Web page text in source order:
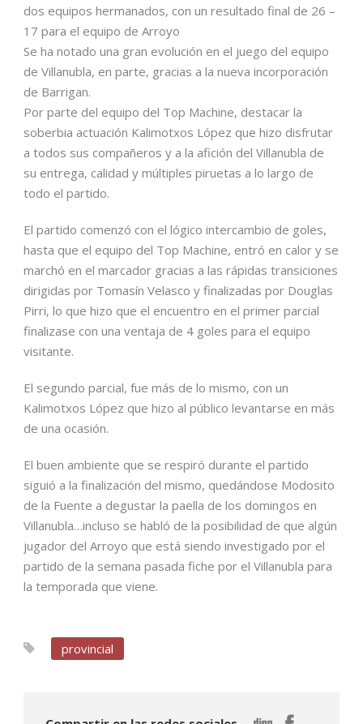
dos equipos hermanados, con un resultado final de 26 –
17 para el equipo de Arroyo
Se ha notado una gran evolución en el juego del equipo
de Villanubla, en parte, gracias a la nueva incorporación
de Barrigan.
Por parte del equipo del Top Machine, destacar la
soberbia actuación Kalimotxos López que hizo disfrutar
a todos sus compañeros y a la afición del Villanubla de
su entrega, calidad y múltiples piruetas a lo largo de
todo el partido.
El partido comenzó con el lógico intercambio de goles,
hasta que el equipo del Top Machine, entró en calor y se
marchó en el marcador gracias a las rápidas transiciones
dirigidas por Tomasín Velasco y finalizadas por Douglas
Pirri, lo que hizo que el encuentro en el primer parcial
finalizase con una ventaja de 4 goles para el equipo
visitante.
El segundo parcial, fue más de lo mismo, con un
Kalimotxos López que hizo al público levantarse en más
de una ocasión.
El buen ambiente que se respiró durante el partido
siguió a la finalización del mismo, quedándose Modosito
de la Fuente a degustar la paella de los domingos en
Villanubla…incluso se habló de la posibilidad de que algún
jugador del Arroyo que está siendo investigado por el
partido de la semana pasada fiche por el Villanubla para
la temporada que viene.
provincial